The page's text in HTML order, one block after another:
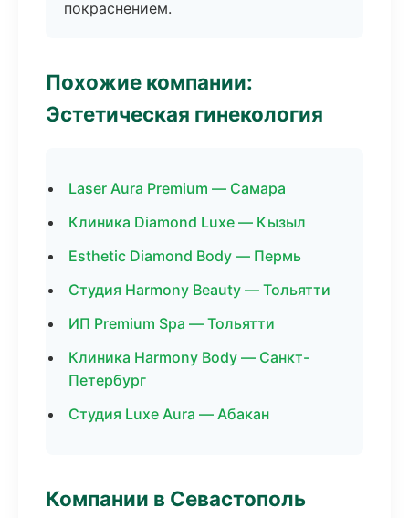
покраснением.
Похожие компании:
Эстетическая гинекология
Laser Aura Premium — Самара
Клиника Diamond Luxe — Кызыл
Esthetic Diamond Body — Пермь
Студия Harmony Beauty — Тольятти
ИП Premium Spa — Тольятти
Клиника Harmony Body — Санкт-
Петербург
Студия Luxe Aura — Абакан
Компании в Севастополь